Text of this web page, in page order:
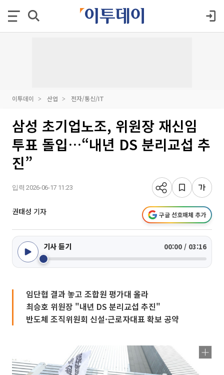
이투데이 산업 전자/통신/IT
삼성 초기업노조, 위원장 재신임
투표 돌입…“내년 DS 분리교섭 추
진”
입력 2026-06-17 11:23
권태성 기자 구글 선호매체 추가
기사 듣기 00:00 / 03:16
임단협 결과 놓고 조합원 평가대 올라
최승호 위원장 "내년 DS 분리교섭 추진"
반도체 조직위원회 신설·근로자대표 확보 공약